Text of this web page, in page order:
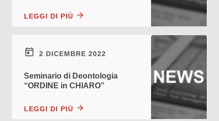
LEGGI DI PIÙ
2 DICEMBRE 2022
Seminario di Deontologia
“ORDINE in CHIARO”
LEGGI DI PIÙ